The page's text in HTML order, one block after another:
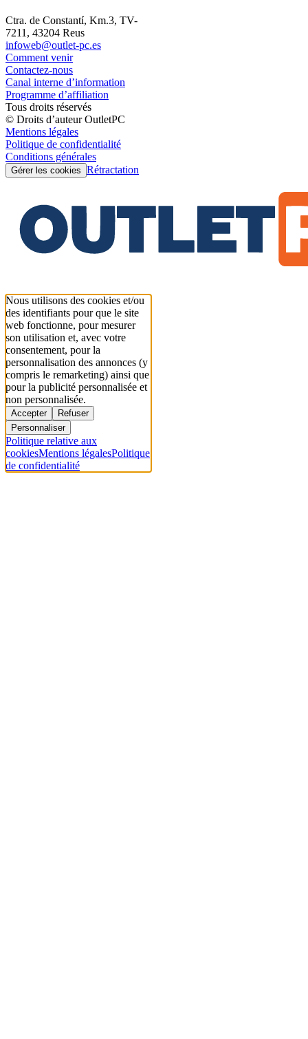
Ctra. de Constantí, Km.3, TV-
7211, 43204 Reus
infoweb@outlet-pc.es
Comment venir
Contactez-nous
Canal interne d’information
Programme d’affiliation
Tous droits réservés
© Droits d’auteur OutletPC
Mentions légales
Politique de confidentialité
Conditions générales
Gérer les cookies Rétractation
Nous utilisons des cookies et/ou
des identifiants pour que le site
web fonctionne, pour mesurer
son utilisation et, avec votre
consentement, pour la
personnalisation des annonces (y
compris le remarketing) ainsi que
pour la publicité personnalisée et
non personnalisée.
Accepter
Refuser
Personnaliser
Politique relative aux
cookiesMentions légalesPolitique
de confidentialité